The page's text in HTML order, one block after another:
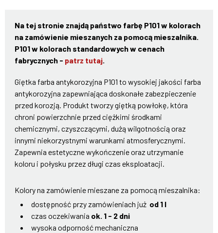
Na tej stronie znajdą państwo farbę P101 w kolorach
na zamówienie mieszanych za pomocą mieszalnika.
P101 w kolorach standardowych w cenach
fabrycznych - patrz tutaj.
Giętka farba antykorozyjna P101 to wysokiej jakości farba
antykorozyjna zapewniająca doskonałe zabezpieczenie
przed korozją. Produkt tworzy giętką powłokę, która
chroni powierzchnie przed ciężkimi środkami
chemicznymi, czyszczącymi, dużą wilgotnością oraz
innymi niekorzystnymi warunkami atmosferycznymi.
Zapewnia estetyczne wykończenie oraz utrzymanie
koloru i połysku przez długi czas eksploatacji.
Kolory na zamówienie mieszane za pomocą mieszalnika:
dostępność przy zamówieniach już od 1 l
czas oczekiwania ok. 1 - 2 dni
wysoka odporność mechaniczna